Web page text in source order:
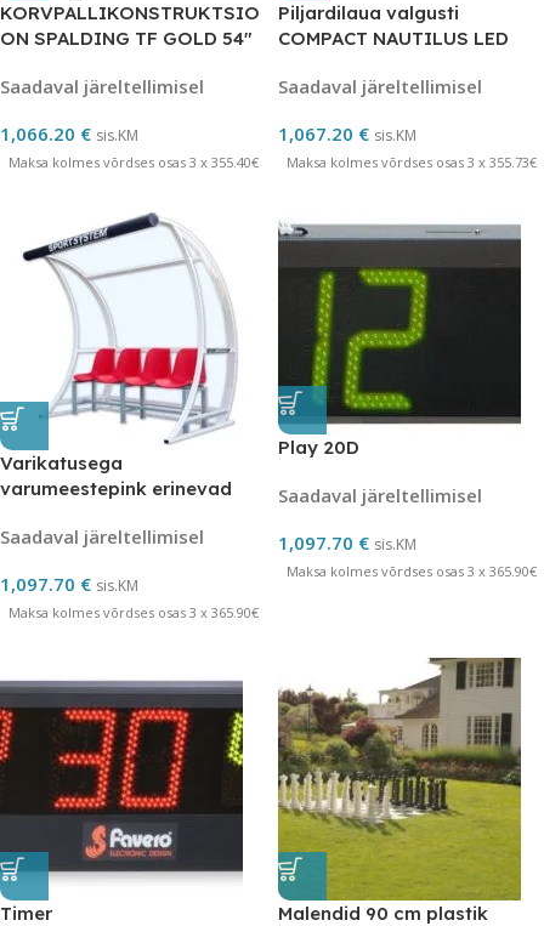
KORVPALLIKONSTRUKTSIO
ON SPALDING TF GOLD 54″
Saadaval järeltellimisel
1,066.20 € sis.KM
Maksa kolmes võrdses osas 3 x 355.40€
Piljardilaua valgusti
COMPACT NAUTILUS LED
Saadaval järeltellimisel
1,067.20 € sis.KM
Maksa kolmes võrdses osas 3 x 355.73€
Varikatusega
varumeestepink erinevad
Saadaval järeltellimisel
1,097.70 € sis.KM
Maksa kolmes võrdses osas 3 x 365.90€
Play 20D
Saadaval järeltellimisel
1,097.70 € sis.KM
Maksa kolmes võrdses osas 3 x 365.90€
Timer Malendid 90 cm plastik